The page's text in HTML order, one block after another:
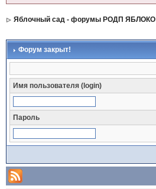
Яблочный сад - форумы РОДП ЯБЛОКО
Форум закрыт!
Имя пользователя (login)
Пароль